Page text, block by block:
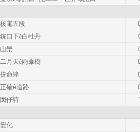
核電五段
銃口下ê白牡丹
山景
二月天ê雨傘樹
拚命蜂
正確ê道路
囡仔詩
變化